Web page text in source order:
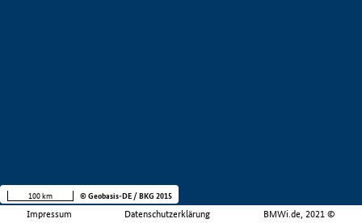
Impressum Datenschutzerklärung BMWi.de, 2021 ©
100 km © Geobasis-DE / BKG 2015